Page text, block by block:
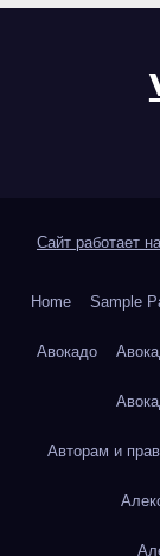
Сайт работает
Home Sample
Авокадо
Авторам и